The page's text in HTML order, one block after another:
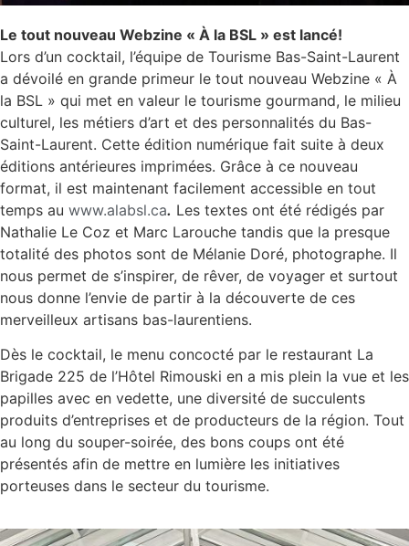
Le tout nouveau Webzine « À la BSL » est lancé!
Lors d’un cocktail, l’équipe de Tourisme Bas-Saint-Laurent
a dévoilé en grande primeur le tout nouveau Webzine « À
la BSL » qui met en valeur le tourisme gourmand, le milieu
culturel, les métiers d’art et des personnalités du Bas-
Saint-Laurent. Cette édition numérique fait suite à deux
éditions antérieures imprimées. Grâce à ce nouveau
format, il est maintenant facilement accessible en tout
temps au www.alabsl.ca. Les textes ont été rédigés par
Nathalie Le Coz et Marc Larouche tandis que la presque
totalité des photos sont de Mélanie Doré, photographe. Il
nous permet de s’inspirer, de rêver, de voyager et surtout
nous donne l’envie de partir à la découverte de ces
merveilleux artisans bas-laurentiens.
Dès le cocktail, le menu concocté par le restaurant La
Brigade 225 de l’Hôtel Rimouski en a mis plein la vue et les
papilles avec en vedette, une diversité de succulents
produits d’entreprises et de producteurs de la région. Tout
au long du souper-soirée, des bons coups ont été
présentés afin de mettre en lumière les initiatives
porteuses dans le secteur du tourisme.